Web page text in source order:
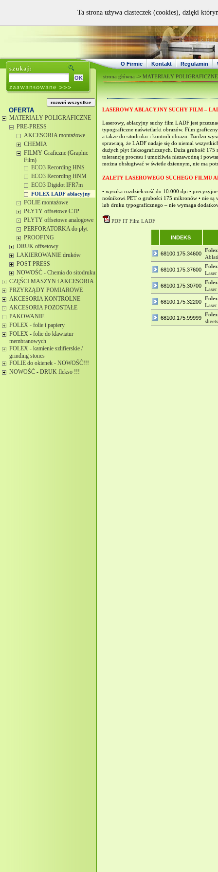
O Firmie Kontakt Regulamin
OFERTA
MATERIAŁY POLIGRAFICZNE
PRE-PRESS
AKCESORIA montażowe
CHEMIA
FILMY Graficzne (Graphic
Film)
ECO3 Recording HNS
ECO3 Recording HNM
ECO3 Digidot IFR7m
FOLEX LADF ablacyjny
FOLIE montażowe
PŁYTY offsetowe CTP
PŁYTY offsetowe analogowe
PERFORATORKA do płyt
PROOFING
DRUK offsetowy
LAKIEROWANIE druków
POST PRESS
NOWOŚĆ - Chemia do sitodruku
CZĘŚCI MASZYN i AKCESORIA
PRZYRZĄDY POMIAROWE
AKCESORIA KONTROLNE
AKCESORIA POZOSTAŁE
PAKOWANIE
FOLEX - folie i papiery
FOLEX - folie do klawiatur
membranowych
FOLEX - kamienie szlifierskie /
grinding stones
FOLIE do okienek - NOWOŚĆ!!!
NOWOŚĆ - DRUK flekso !!!
strona główna -> MATERIAŁY POLIGRAFICZNE
LASEROWY ABLACYJNY SUCHY FILM –
Laserowy, ablacyjny suchy film LADF jest
typograficzne naświetlarki obrazów. Film
a także do sitodruku i kontroli obrazu. Bardzo
sprawiają, że LADF nadaje się do niemal
dużych płyt fleksograficznych. Duża grubość
tolerancję procesu i umożliwia niezawodną i
można obsługiwać w świetle dziennym, nie ma
ZALETY LASEROWEGO SUCHEGO FILMU
• wysoka rozdzielczość do 10.000 dpi •
nośnikowi PET o grubości 175 mikronów • nie są
lub druku typograficznego – nie wymaga
PDF IT Film LADF
INDEKS
68100.175.34600
Folex
68100.175.37600
Folex
68100.175.30700
Folex
68100.175.32200
Folex
68100.175.99999
Folex
Ta strona używa ciasteczek (cookies), dzięki